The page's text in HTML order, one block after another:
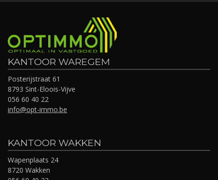
KANTOOR WAREGEM
Posterijstraat 61
8793 Sint-Eloois-Vijve
056 60 40 22
info@opt-immo.be
KANTOOR WAKKEN
Wapenplaats 24
8720 Wakken